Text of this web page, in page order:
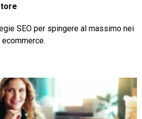
SEO per spingere al massimo nei